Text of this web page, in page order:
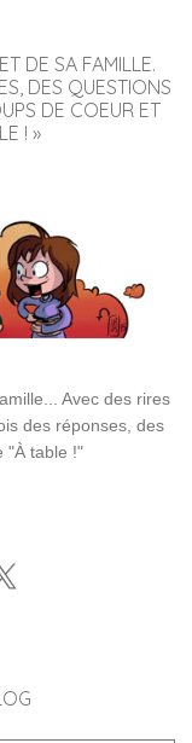
DE SA FAMILLE.
DES QUESTIONS
DE COEUR ET
! »
Avec des rires
des réponses, des
"À table !"